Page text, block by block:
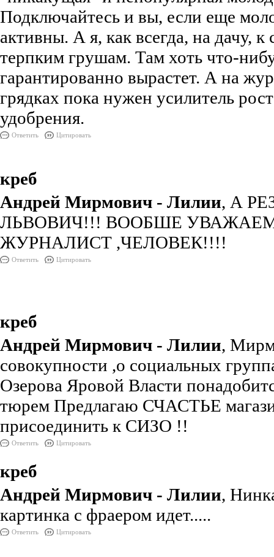
Подключайтесь и вы, если еще
активны. А я, как всегда, на дачу, к
терпким грушам. Там хоть что-
гарантированно вырастет. А на
грядках пока нужен усилитель
удобрения.
Ответить Цитировать
креб
Андрей Мирмович - Лилии, А
ЛЬВОВИЧ!!! ВООБШЕ
ЖУРНАЛИСТ ,ЧЕЛОВЕК!!!!
Ответить Цитировать
креб
Андрей Мирмович - Лилии,
совокупности ,о социальных
Озерова Яровой Власти
тюрем Предлагаю СЧАСТЬЕ
присоединить к СИЗО !!
Ответить Цитировать
креб
Андрей Мирмович - Лилии,
картинка с фраером идет.....
Ответить Цитировать